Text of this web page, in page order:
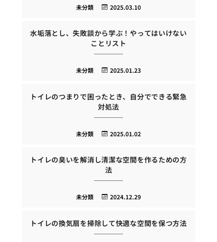
2025.03.10
未分類
水垢落とし、失敗談から学ぶ！やってはいけない
ことリスト
2025.01.23
未分類
トイレのつまりで困ったとき、自分でできる緊急
対処法
2025.01.02
未分類
トイレの臭いを解消し清潔な空間を作るための方
法
2024.12.29
未分類
トイレの換気扇を掃除して快適な空間を保つ方法